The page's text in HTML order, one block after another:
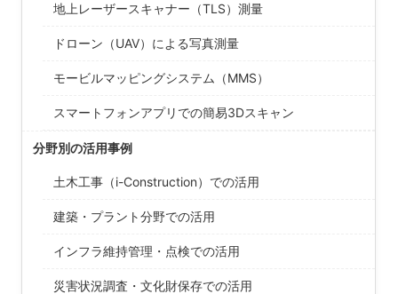
地上レーザースキャナー（TLS）測量
ドローン（UAV）による写真測量
モービルマッピングシステム（MMS）
スマートフォンアプリでの簡易3Dスキャン
分野別の活用事例
土木工事（i-Construction）での活用
建築・プラント分野での活用
インフラ維持管理・点検での活用
災害状況調査・文化財保存での活用